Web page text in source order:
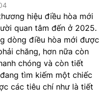
hiệu điều hòa mới
quan tâm đến ở 2025.
dòng điều hòa mới được
chăng, hơn nữa còn
chóng và còn tiết
tìm kiếm một chiếc
các tiêu chí như là tiết